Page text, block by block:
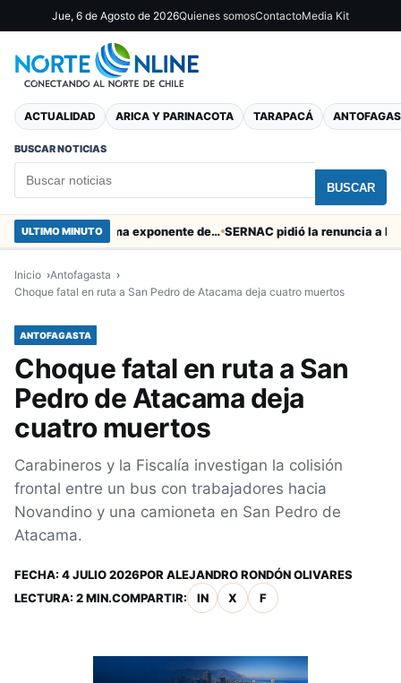
Jue, 6 de Agosto de 2026Quienes somosContactoMedia Kit
ACTUALIDAD ARICA Y PARINACOTA TARAPACÁ
BUSCAR NOTICIAS
BUSCAR
ULTIMO MINUTO Murió tacneña Charito Mistral máxima exponente de la música criolla durante 50 años
Inicio
Antofagasta
Choque fatal en ruta a San Pedro de Atacama deja cuatro muertos
ANTOFAGASTA
Choque fatal en ruta a San
Pedro de Atacama deja
cuatro muertos
Carabineros y la Fiscalía investigan la colisión
frontal entre un bus con trabajadores hacia
Novandino y una camioneta en San Pedro de
Atacama.
FECHA: 4 JULIO 2026POR ALEJANDRO RONDÓN OLIVARES
LECTURA: 2 MIN.COMPARTIR: IN X F